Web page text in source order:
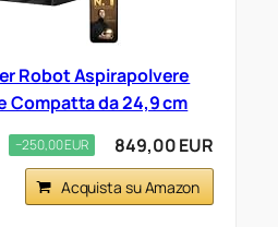
Robot Aspirapolvere
Compatta da 24,9 cm
−250,00 EUR 849,00 EUR
Acquista su Amazon